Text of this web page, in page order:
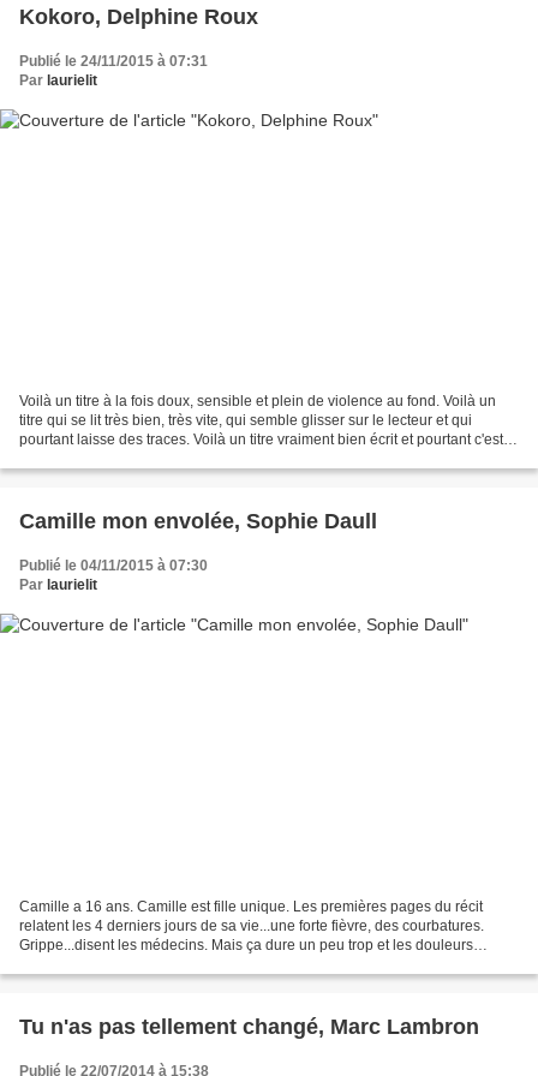
Kokoro, Delphine Roux
Publié le 24/11/2015 à 07:31
Par laurielit
Voilà un titre à la fois doux, sensible et plein de violence au fond. Voilà un
titre qui se lit très bien, très vite, qui semble glisser sur le lecteur et qui
pourtant laisse des traces. Voilà un titre vraiment bien écrit et pourtant c'est
Camille mon envolée, Sophie Daull
Publié le 04/11/2015 à 07:30
Par laurielit
Camille a 16 ans. Camille est fille unique. Les premières pages du récit
relatent les 4 derniers jours de sa vie...une forte fièvre, des courbatures.
Grippe...disent les médecins. Mais ça dure un peu trop et les douleurs
Tu n'as pas tellement changé, Marc Lambron
Publié le 22/07/2014 à 15:38